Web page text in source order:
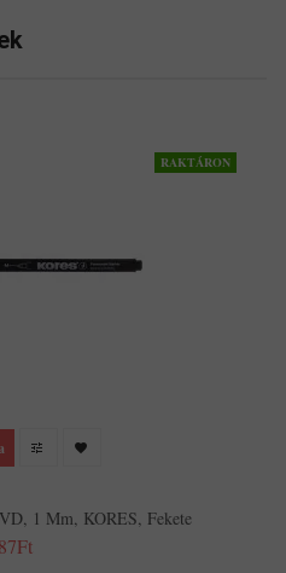
RAKTÁRON
1 Mm, KORES, Fekete